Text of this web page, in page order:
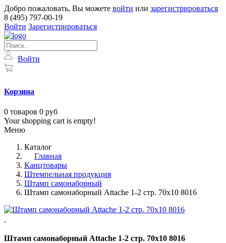
Добро пожаловать, Вы можете войти или зарегистрироваться
8 (495) 797-00-19
Войти Зарегистрироваться
Войти
Корзина
0 товаров 0 руб
Your shopping cart is empty!
Меню
Каталог
Главная
Канцтовары
Штемпельная продукция
Штамп самонаборный
Штамп самонаборный Attache 1-2 стр. 70х10 8016
Штамп самонаборный Attache 1-2 стр. 70х10 8016